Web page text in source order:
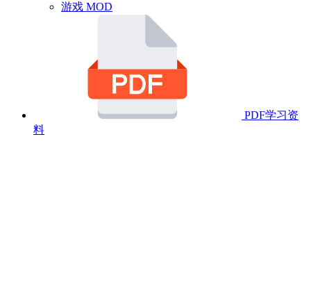
游戏 MOD
PDF学习资
料